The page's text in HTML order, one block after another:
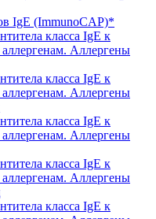
IgE (ImmunoCAP)*
класса IgE к
Аллергены
класса IgE к
Аллергены
класса IgE к
Аллергены
класса IgE к
Аллергены
класса IgE к